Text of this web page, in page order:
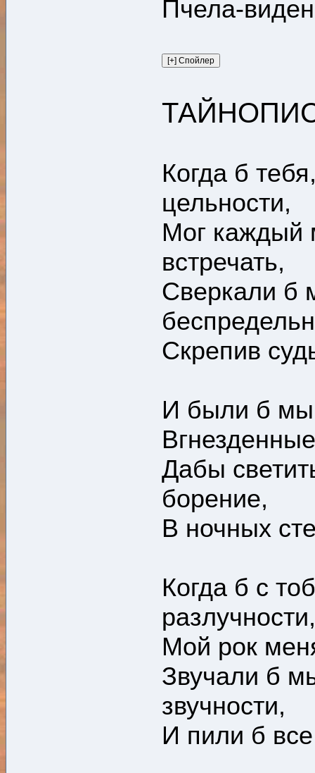
Пчела-
Когда б
цельности,
Мог каждый
встречать,
Сверкали б
Скрепив
И были б мы
Дабы
борение,
В ночных
Когда б с
разлучности,
Мой рок
Звучали б
звучности,
И пили б